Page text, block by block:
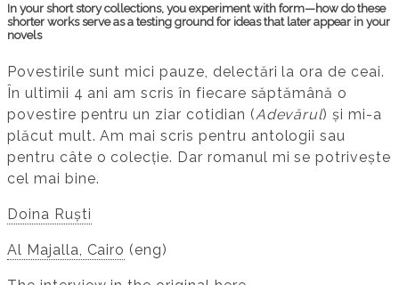
In your short story collections, you experiment with form—how do these
shorter works serve as a testing ground for ideas that later appear in your
novels
Povestirile sunt mici pauze, delectări la ora de ceai.
În ultimii 4 ani am scris în fiecare săptămână o
povestire pentru un ziar cotidian (Adevărul) și mi-a
plăcut mult. Am mai scris pentru antologii sau
pentru câte o colecție. Dar romanul mi se potrivește
cel mai bine.
Doina Ruști
Al Majalla, Cairo (eng)